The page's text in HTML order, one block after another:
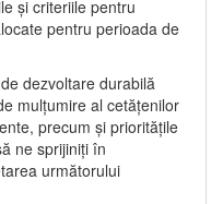
și criteriile pentru
pentru perioada de
dezvoltare durabilă
mulțumire al cetățenilor
precum și prioritățile
ne sprijiniți în
următorului